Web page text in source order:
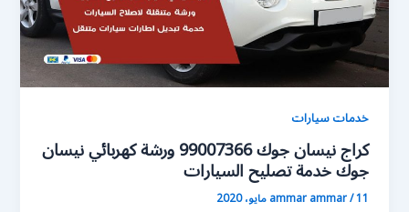
خدمات سيارات
كراج نيسان جوك 99007366 ورشة كهربائي نيسان
جوك خدمة تصليح السيارات
ammar ammar/11 مايو، 2020